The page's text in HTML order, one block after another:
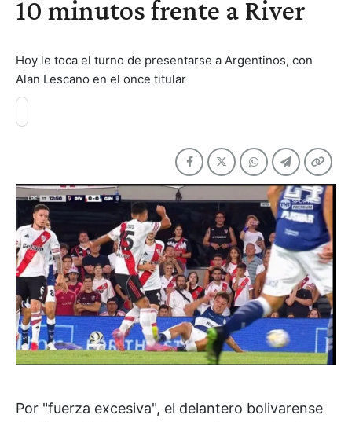
10 minutos frente a River
Hoy le toca el turno de presentarse a Argentinos, con
Alan Lescano en el once titular
Por "fuerza excesiva", el delantero bolivarense